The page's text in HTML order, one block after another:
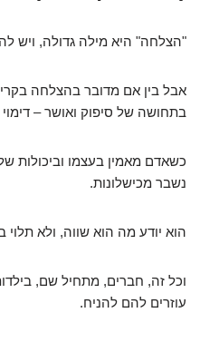
"הצלחה" היא מילה גדולה, ויש
אבל בין אם מדובר בהצלחה
בתחושה של סיפוק ואושר – דימוי
כשאדם מאמין בעצמו וביכולות
נשבר מכישלונות.
הוא יודע מה הוא שווה, ולא תלוי
וכל זה, חברים, מתחיל שם,
עוזרים להם להניח.